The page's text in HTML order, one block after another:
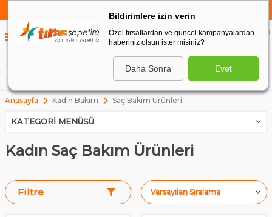
Anasayfa Kadın Bakım Saç Bakım Ürünleri
KATEGORI MENÜSÜ
Kadın Saç Bakım Ürünleri
Filtre
Bildirimlere izin verin
Özel firsatlardan ve güncel kampanyalardan
haberiniz olsun ister misiniz?
Daha Sonra Evet